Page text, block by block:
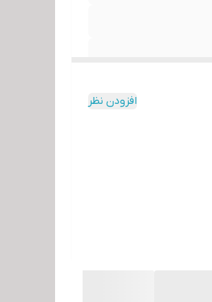
افزودن نظر